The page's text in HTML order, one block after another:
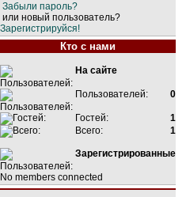
Забыли пароль?
или новый пользователь?
Зарегистрируйся!
Кто с нами
На сайте
Пользователей: 0
Гостей:
1
Всего:
1
Зарегистрированные
No members connected